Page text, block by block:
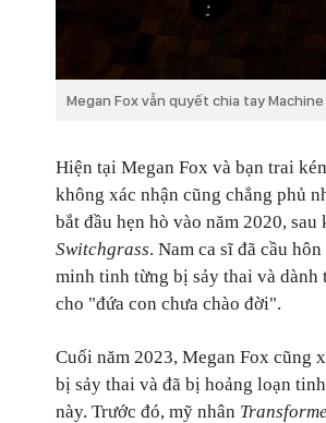
Megan Fox vẫn quyết chia tay
Hiện tại Megan Fox và bạn trai
không xác nhận cũng chẳng phủ
bắt đầu hẹn hò vào năm 2020,
Switchgrass. Nam ca sĩ đã cầu
minh tinh từng bị sảy thai và
cho "đứa con chưa chào đời".
Cuối năm 2023, Megan Fox cũng
bị sảy thai và đã bị hoảng loạn
này. Trước đó, mỹ nhân